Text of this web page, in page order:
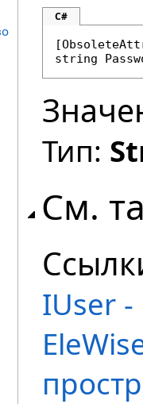
C#
[
string
Тип:
См.
IUser